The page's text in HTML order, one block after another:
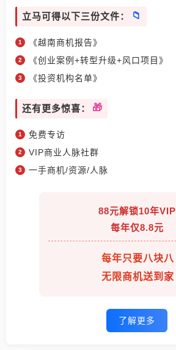
立马可得以下三份文件：
《越南商机报告》
《创业案例+转型升级+风口项目》
《投资机构名单》
还有更多惊喜：
免费专访
VIP商业人脉社群
一手商机/资源/人脉
88元解锁10年VIP
每年仅8.8元
每年只要八块八
无限商机送到家
了解更多